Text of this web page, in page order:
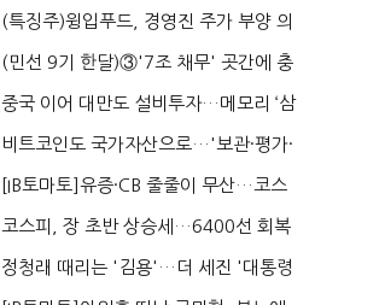
비 0.2% 감소...
(특징주)윙입푸드, 경영진 주가 부양 의
지에 상한가...
(민선 9기 한달)③'7조 채무' 곳간에 충
격…추미애, 20년...
중국 이어 대만도 설비투자…메모리 ‘삼
국전쟁’
비트코인도 국가자산으로…'보관·평가·
처분' 기준은 ...
[IB토마토]유증·CB 줄줄이 무산…코스
닥 벌점 급증에 ...
코스피, 장 초반 상승세…6400선 회복
시도
정청래 때리는 '김용'…더 세진 '대통령
최측근' 입...